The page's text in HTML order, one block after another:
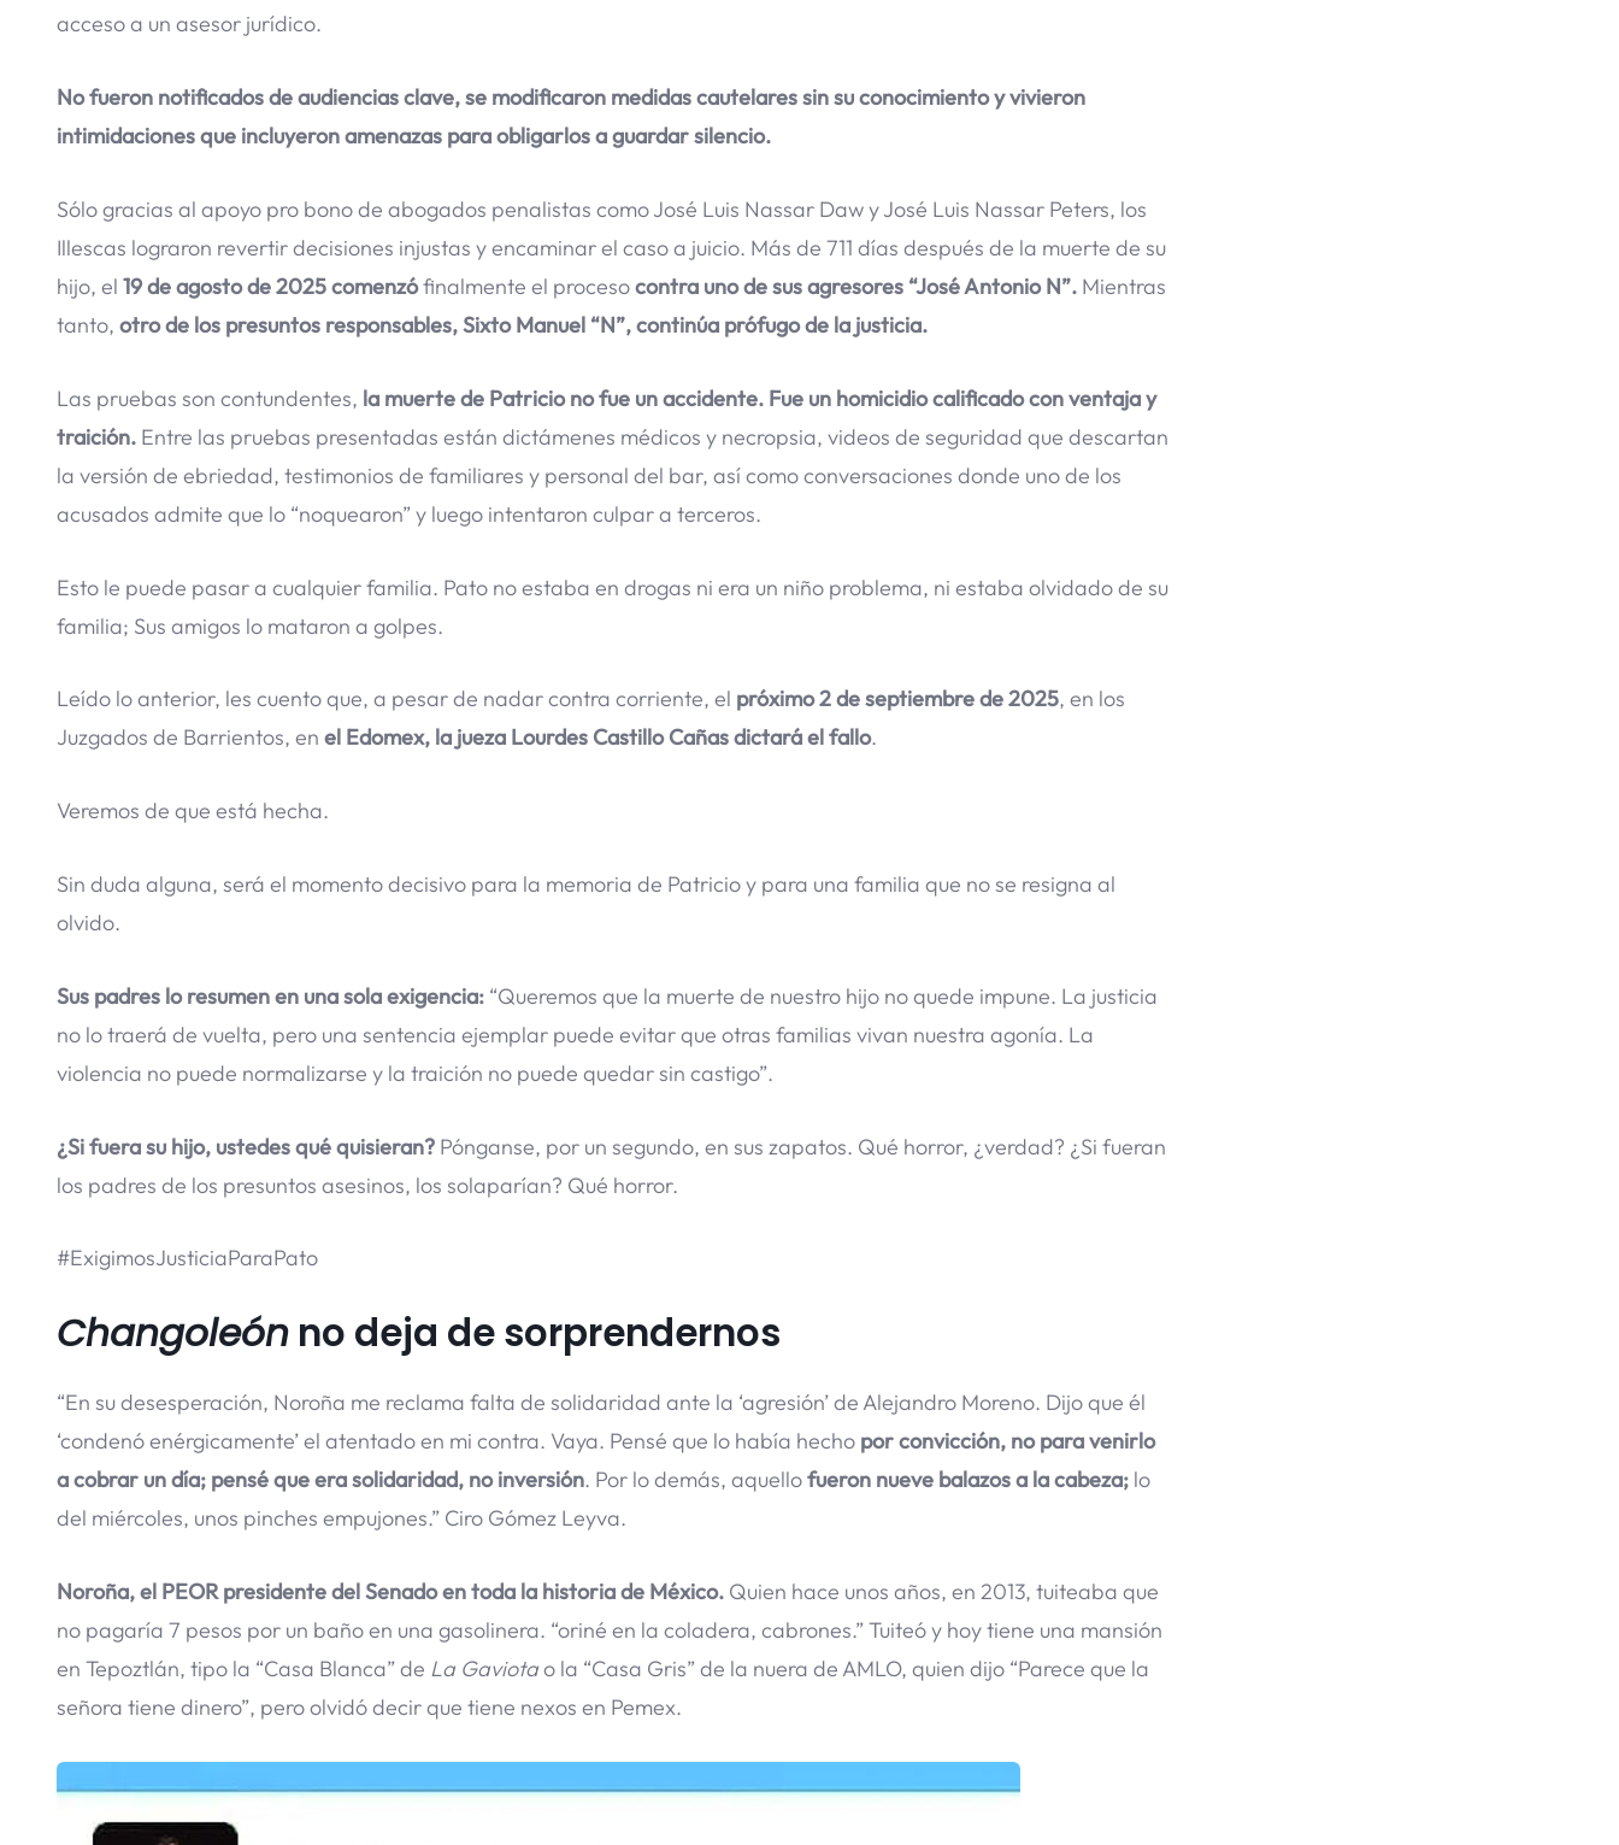
acceso a un asesor jurídico.
No fueron notificados de audiencias clave, se modificaron medidas cautelares sin su conocimiento y vivieron
intimidaciones que incluyeron amenazas para obligarlos a guardar silencio.
Sólo gracias al apoyo pro bono de abogados penalistas como José Luis Nassar Daw y José Luis Nassar Peters, los
Illescas lograron revertir decisiones injustas y encaminar el caso a juicio. Más de 711 días después de la muerte de su
hijo, el 19 de agosto de 2025comenzófinalmente el procesocontra uno de sus agresores “José Antonio N”. Mientras
tanto, otro de los presuntos responsables, Sixto Manuel “N”, continúa prófugo de la justicia.
Las pruebas son contundentes, la muerte de Patricio no fue un accidente. Fue un homicidio calificado con ventaja y
traición. Entre las pruebas presentadas están dictámenes médicos y necropsia, videos de seguridad que descartan
la versión de ebriedad, testimonios de familiares y personal del bar, así como conversaciones donde uno de los
acusados admite que lo “noquearon” y luego intentaron culpar a terceros.
Esto le puede pasar a cualquier familia. Pato no estaba en drogas ni era un niño problema, ni estaba olvidado de su
familia; Sus amigos lo mataron a golpes.
Leído lo anterior, les cuento que, a pesar de nadar contra corriente, el próximo 2 de septiembre de 2025, en los
Juzgados de Barrientos, en el Edomex, la jueza Lourdes Castillo Cañas dictará el fallo.
Veremos de que está hecha.
Sin duda alguna, será el momento decisivo para la memoria de Patricio y para una familia que no se resigna al
olvido.
Sus padres lo resumen en una sola exigencia: “Queremos que la muerte de nuestro hijo no quede impune. La justicia
no lo traerá de vuelta, pero una sentencia ejemplar puede evitar que otras familias vivan nuestra agonía. La
violencia no puede normalizarse y la traición no puede quedar sin castigo”.
¿Si fuera su hijo, ustedes qué quisieran? Pónganse, por un segundo, en sus zapatos. Qué horror, ¿verdad? ¿Si fueran
los padres de los presuntos asesinos, los solaparían? Qué horror.
#ExigimosJusticiaParaPato
Changoleón no deja de sorprendernos
“En su desesperación, Noroña me reclama falta de solidaridad ante la ‘agresión’ de Alejandro Moreno. Dijo que él
‘condenó enérgicamente’ el atentado en mi contra. Vaya. Pensé que lo había hecho por convicción, no para venirlo
a cobrar un día; pensé que era solidaridad, no inversión. Por lo demás, aquellofueron nueve balazos a la cabeza; lo
del miércoles, unos pinches empujones.” Ciro Gómez Leyva.
Noroña, el PEOR presidente del Senado en toda la historia de México. Quien hace unos años, en 2013, tuiteaba que
no pagaría 7 pesos por un baño en una gasolinera. “oriné en la coladera, cabrones.” Tuiteó y hoy tiene una mansión
en Tepoztlán, tipo la “Casa Blanca” de La Gaviotao la “Casa Gris” de la nuera de AMLO, quien dijo “Parece que la
señora tiene dinero”, pero olvidó decir que tiene nexos en Pemex.